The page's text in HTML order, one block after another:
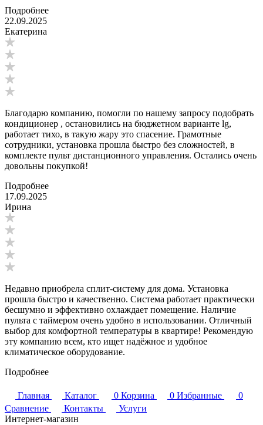
Подробнее
22.09.2025
Екатерина
Благодарю компанию, помогли по нашему запросу подобрать
кондиционер , остановились на бюджетном варианте lg,
работает тихо, в такую жару это спасение. Грамотные
сотрудники, установка прошла быстро без сложностей, в
комплекте пульт дистанционного управления. Остались очень
довольны покупкой!
Подробнее
17.09.2025
Ирина
Недавно приобрела сплит-систему для дома. Установка
прошла быстро и качественно. Система работает практически
бесшумно и эффективно охлаждает помещение. Наличие
пульта с таймером очень удобно в использовании. Отличный
выбор для комфортной температуры в квартире! Рекомендую
эту компанию всем, кто ищет надёжное и удобное
климатическое оборудование.
Подробнее
Главная Каталог 0 Корзина 0 Избранные
0
Сравнение
Контакты
Услуги
Интернет-магазин